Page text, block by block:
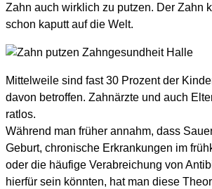
Zahn auch wirklich zu putzen. Der Zahn
schon kaputt auf die Welt.
Mittelweile sind fast 30 Prozent der
davon betroffen. Zahnärzte und auch
ratlos.
Während man früher annahm, dass
Geburt, chronische Erkrankungen im
oder die häufige Verabreichung von
hierfür sein könnten, hat man diese